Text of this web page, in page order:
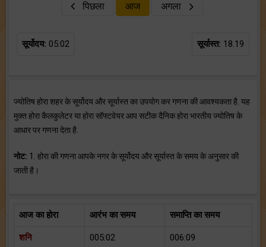
पिछला आज अगला
सूर्योदय: 05:02 सूर्यास्त: 18.19
ज्योतिष होरा शहर के सूर्योदय और सूर्यास्त का उपयोग कर गणना की आवश्यकता है. यह
मुक्त होरा कैलकुलेटर या होरा सॉफ्टवेयर आप सटीक दैनिक होरा भारतीय ज्योतिष के
आधार पर गणना देता है.
नोट: 1. होरा की गणना आपके नगर के सूर्योदय और सूर्यास्त के समय के अनुसार की
जाती है।
आज का होरा आरंभ का समय समाप्ति का समय
शनि 005:02 006:09